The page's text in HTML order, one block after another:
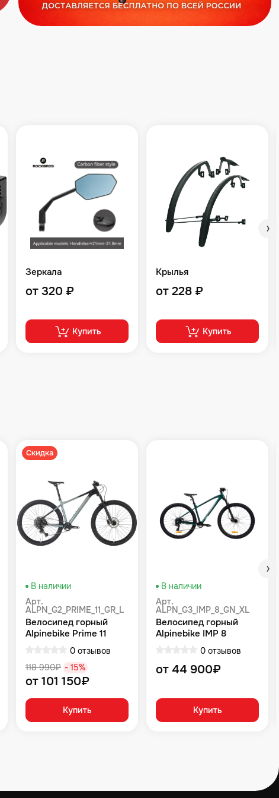
Зеркала
от 320 ₽
Купить
Крылья
от 228 ₽
Купить
Скидка
В наличии
Арт.
ALPN_G2_PRIME_11_GR_L
Велосипед горный
Alpinebike Prime 11
громовой серый0 отзывов
118 990₽ - 15%
от 101 150₽
Купить
В наличии
Арт.
ALPN_G3_IMP_8_GN_XL
Велосипед горный
Alpinebike IMP 8
0 отзывов
от 44 900₽
Купить